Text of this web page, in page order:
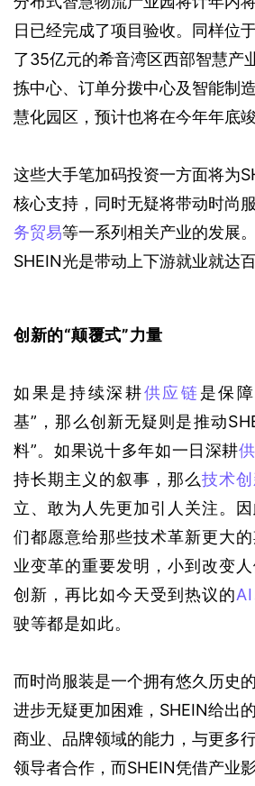
日已经完成了项目验收。同样位
了35亿元的希音湾区西部智慧产
拣中心、订单分拨中心及智能制
慧化园区，预计也将在今年年底竣
这些大手笔加码投资一方面将为
核心支持，同时无疑将带动时尚
务贸易等一系列相关产业的发展
SHEIN光是带动上下游就业就达百
创新的“颠覆式”力量
如果是持续深耕供应链是保
基”，那么创新无疑则是推动
料”。如果说十多年如一日深耕
持长期主义的叙事，那么技术
立、敢为人先更加引人关注。
们都愿意给那些技术革新更大
业变革的重要发明，小到改变
创新，再比如今天受到热议的AI
驶等都是如此。
而时尚服装是一个拥有悠久历史
进步无疑更加困难，SHEIN给出
商业、品牌领域的能力，与更多
领导者合作，而SHEIN凭借产业